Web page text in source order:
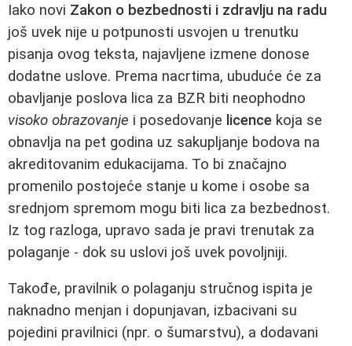
Iako novi Zakon o bezbednosti i zdravlju na radu
još uvek nije u potpunosti usvojen u trenutku
pisanja ovog teksta, najavljene izmene donose
dodatne uslove. Prema nacrtima, ubuduće će za
obavljanje poslova lica za BZR biti neophodno
visoko obrazovanje i posedovanje licence koja se
obnavlja na pet godina uz sakupljanje bodova na
akreditovanim edukacijama. To bi značajno
promenilo postojeće stanje u kome i osobe sa
srednjom spremom mogu biti lica za bezbednost.
Iz tog razloga, upravo sada je pravi trenutak za
polaganje - dok su uslovi još uvek povoljniji.
Takođe, pravilnik o polaganju stručnog ispita je
naknadno menjan i dopunjavan, izbacivani su
pojedini pravilnici (npr. o šumarstvu), a dodavani